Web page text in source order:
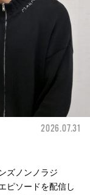
2026.07.31
ズノンノラジ
ピソードを配信し